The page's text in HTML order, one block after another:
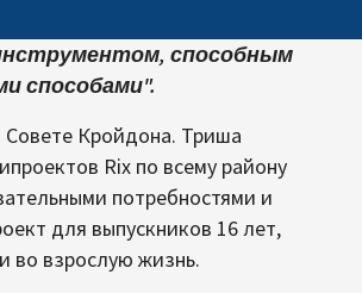
способным
способами".
Совете Кройдона. Триша
Rix по всему району
потребностями и
для выпускников 16 лет,
во взрослую жизнь.